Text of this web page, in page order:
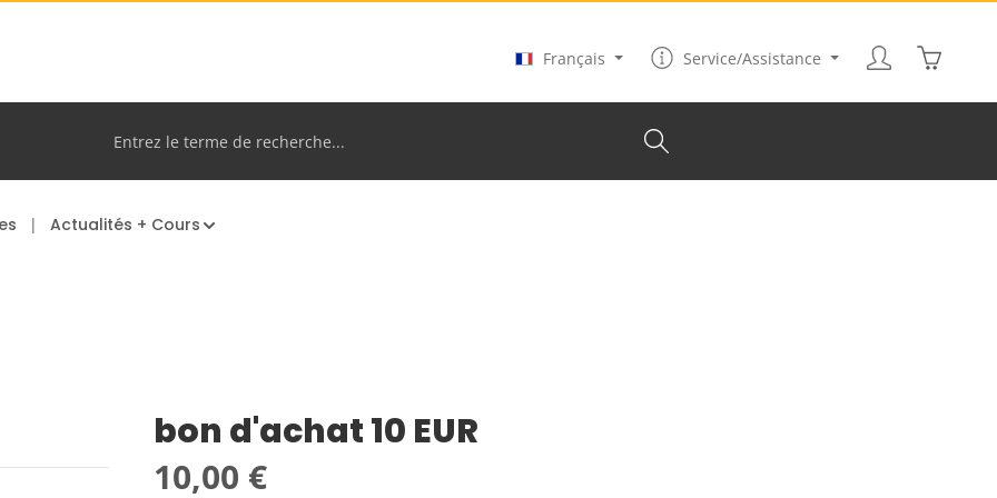
Français
Service/Assistance Le
Actualités + Cours
bon d'achat 10 EUR
Prix régulier :
10,00 €